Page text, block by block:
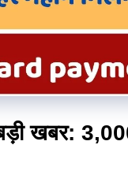
खबर: